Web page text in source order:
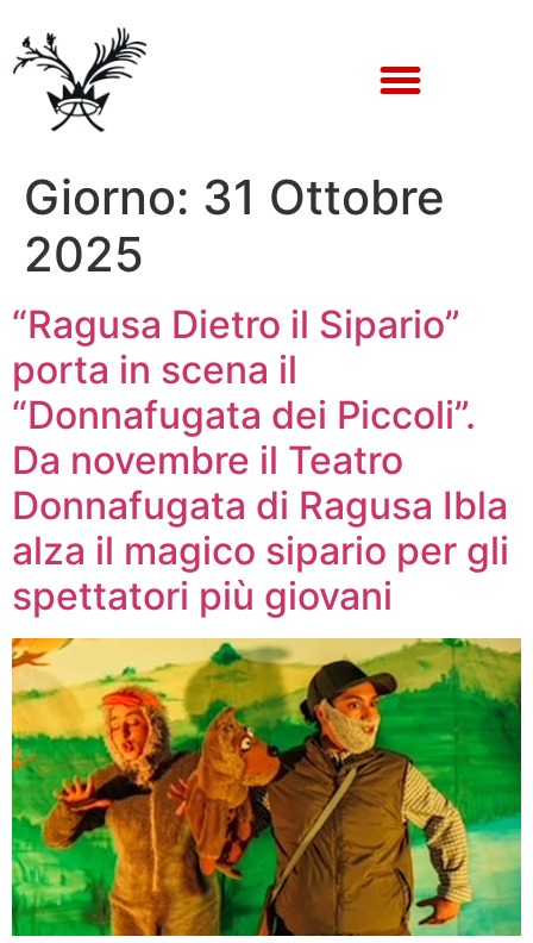
Giorno: 31 Ottobre
2025
“Ragusa Dietro il Sipario”
porta in scena il
“Donnafugata dei Piccoli”.
Da novembre il Teatro
Donnafugata di Ragusa Ibla
alza il magico sipario per gli
spettatori più giovani